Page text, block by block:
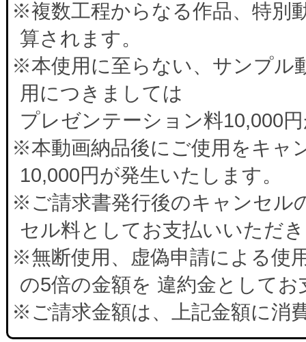
※複数工程からなる作品、特別
算されます。
※本使用に至らない、サンプル
用につきましては
プレゼンテーション料10,000
※本動画納品後にご使用をキャ
10,000円が発生いたします。
※ご請求書発行後のキャンセル
セル料としてお支払いいただ
※無断使用、虚偽申請による使
の5倍の金額を 違約金として
※ご請求金額は、上記金額に消